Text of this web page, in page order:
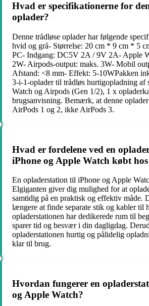
Hvad er specifikationerne for
oplader?
Denne trådløse oplader har følgende
hvid og grå- Størrelse: 20 cm * 9 cm * 5
PC- Indgang: DC5V 2A / 9V 2A- Apple
2W- Airpods-output: maks. 3W- Mobil
Afstand: <8 mm- Effekt: 5-10WPakken
3-i-1-oplader til trådløs hurtigopladning af
Watch og Airpods (Gen 1/2), 1 x
brugsanvisning. Bemærk, at denne
AirPods 1 og 2, ikke AirPods 3.
Hvad er fordelene ved en
iPhone og Apple Watch købt
En opladerstation til iPhone og Apple
Elgiganten giver dig mulighed for at
samtidig på en praktisk og effektiv måde.
længere at finde separate stik og kabler til
opladerstationen har dedikerede rum til
sparer tid og besvær i din dagligdag.
opladerstationen hurtig og pålidelig
klar til brug.
Hvordan fungerer en
og Apple Watch?